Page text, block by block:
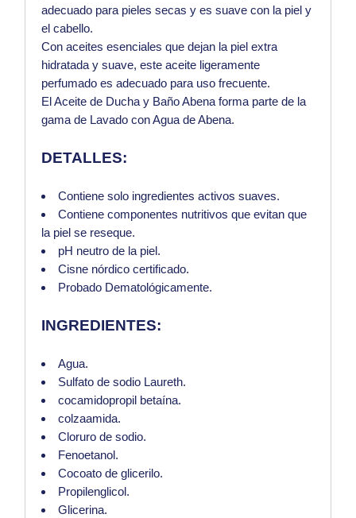
adecuado para pieles secas y es suave con la piel y
el cabello.
Con aceites esenciales que dejan la piel extra
hidratada y suave, este aceite ligeramente
perfumado es adecuado para uso frecuente.
El Aceite de Ducha y Baño Abena forma parte de la
gama de Lavado con Agua de Abena.
DETALLES:
Contiene solo ingredientes activos suaves.
Contiene componentes nutritivos que evitan que
la piel se reseque.
pH neutro de la piel.
Cisne nórdico certificado.
Probado Dematológicamente.
INGREDIENTES:
Agua.
Sulfato de sodio Laureth.
cocamidopropil betaína.
colzaamida.
Cloruro de sodio.
Fenoetanol.
Cocoato de glicerilo.
Propilenglicol.
Glicerina.